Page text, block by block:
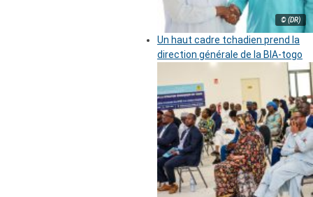
© (DR)
Un haut cadre tchadien prend la
direction générale de la BIA-togo